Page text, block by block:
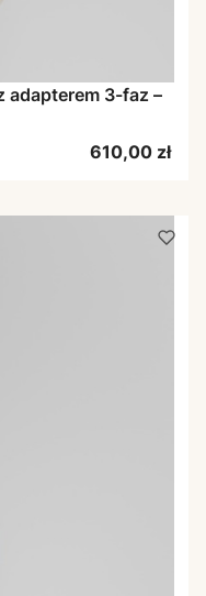
adapterem 3-faz –
Cena
610,00 zł